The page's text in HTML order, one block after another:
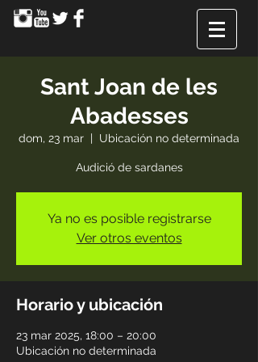
Sant Joan de les
Abadesses
dom, 23 mar
  |
Ubicación no determinada
Audició de sardanes
Ya no es posible registrarse
Ver otros eventos
Horario y ubicación
23 mar 2025, 18:00 – 20:00
Ubicación no determinada